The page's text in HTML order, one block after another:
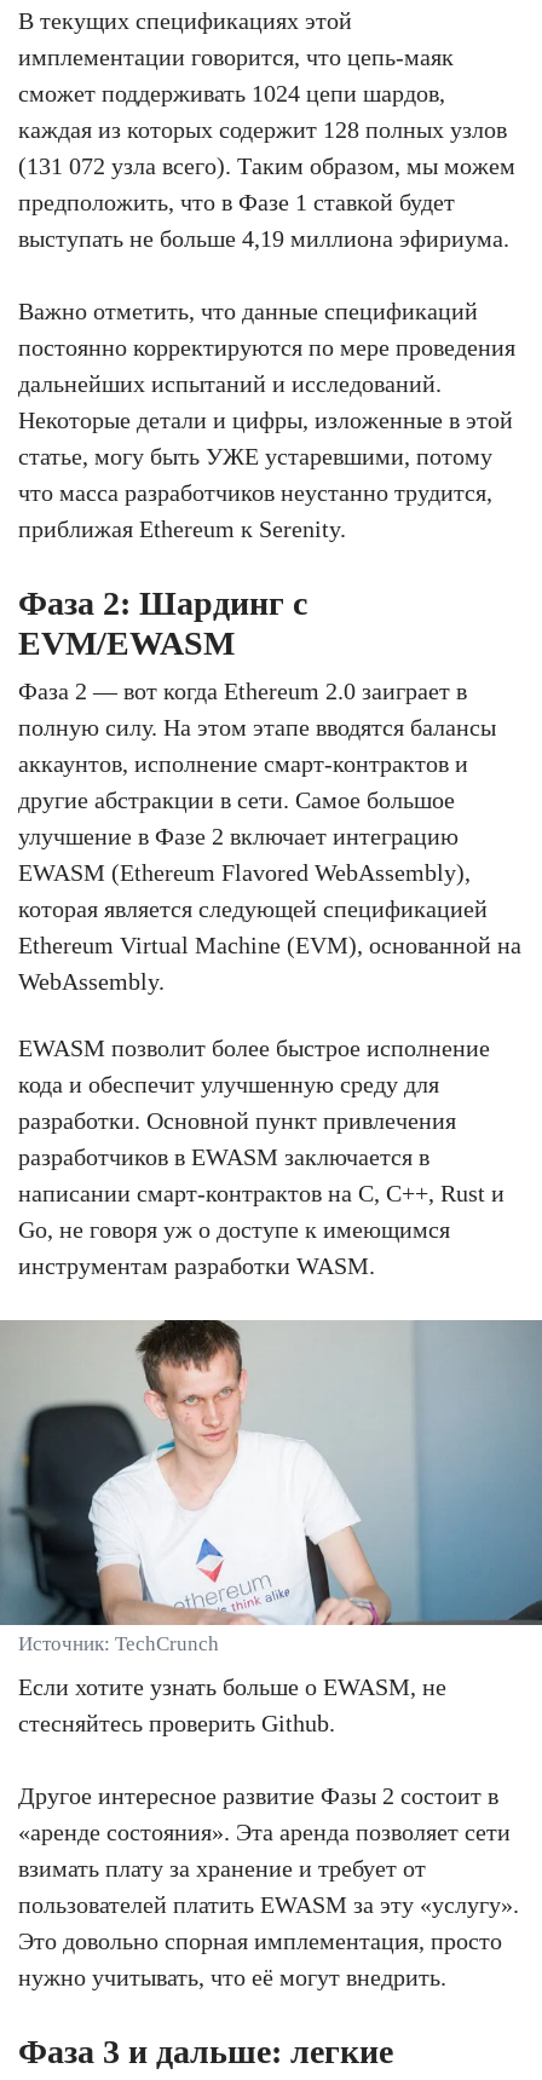
В текущих спецификациях этой
имплементации говорится, что цепь-маяк
сможет поддерживать 1024 цепи шардов,
каждая из которых содержит 128 полных узлов
(131 072 узла всего). Таким образом, мы можем
предположить, что в Фазе 1 ставкой будет
выступать не больше 4,19 миллиона эфириума.
Важно отметить, что данные спецификаций
постоянно корректируются по мере проведения
дальнейших испытаний и исследований.
Некоторые детали и цифры, изложенные в этой
статье, могу быть УЖЕ устаревшими, потому
что масса разработчиков неустанно трудится,
приближая Ethereum к Serenity.
Фаза 2: Шардинг с
EVM/EWASM
Фаза 2 — вот когда Ethereum 2.0 заиграет в
полную силу. На этом этапе вводятся балансы
аккаунтов, исполнение смарт-контрактов и
другие абстракции в сети. Самое большое
улучшение в Фазе 2 включает интеграцию
EWASM (Ethereum Flavored WebAssembly),
которая является следующей спецификацией
Ethereum Virtual Machine (EVM), основанной на
WebAssembly.
EWASM позволит более быстрое исполнение
кода и обеспечит улучшенную среду для
разработки. Основной пункт привлечения
разработчиков в EWASM заключается в
написании смарт-контрактов на C, C++, Rust и
Go, не говоря уж о доступе к имеющимся
инструментам разработки WASM.
Источник: TechCrunch
Если хотите узнать больше о EWASM, не
стесняйтесь проверить Github.
Другое интересное развитие Фазы 2 состоит в
«аренде состояния». Эта аренда позволяет сети
взимать плату за хранение и требует от
пользователей платить EWASM за эту «услугу».
Это довольно спорная имплементация, просто
нужно учитывать, что её могут внедрить.
Фаза 3 и дальше: легкие